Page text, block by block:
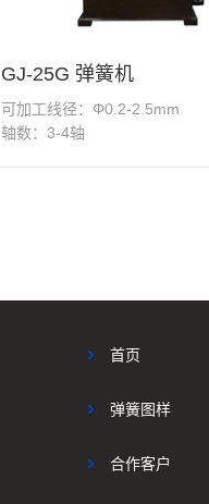
GJ-25G 弹簧机
可加工线径：Φ0.2-2.5mm
轴数：3-4轴
首页
弹簧图样
合作客户